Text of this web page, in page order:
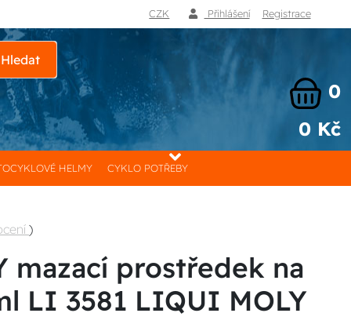
CZK Přihlášení Registrace
Hledat
0
0 Kč
HELMY CYKLO POTŘEBY
)
mazací prostředek na
LI 3581 LIQUI MOLY